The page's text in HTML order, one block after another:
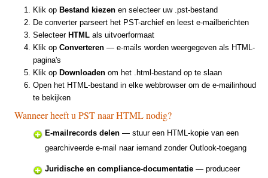
Klik op Bestand kiezen en selecteer uw .pst-bestand
De converter parseert het PST-archief en leest e-mailberichten
Selecteer HTML als uitvoerformaat
Klik op Converteren — e-mails worden weergegeven als HTML-
pagina's
Klik op Downloaden om het .html-bestand op te slaan
Open het HTML-bestand in elke webbrowser om de e-mailinhoud
te bekijken
Wanneer heeft u PST naar HTML nodig?
E-mailrecords delen — stuur een HTML-kopie van een
gearchiveerde e-mail naar iemand zonder Outlook-toegang
Juridische en compliance-documentatie — produceer